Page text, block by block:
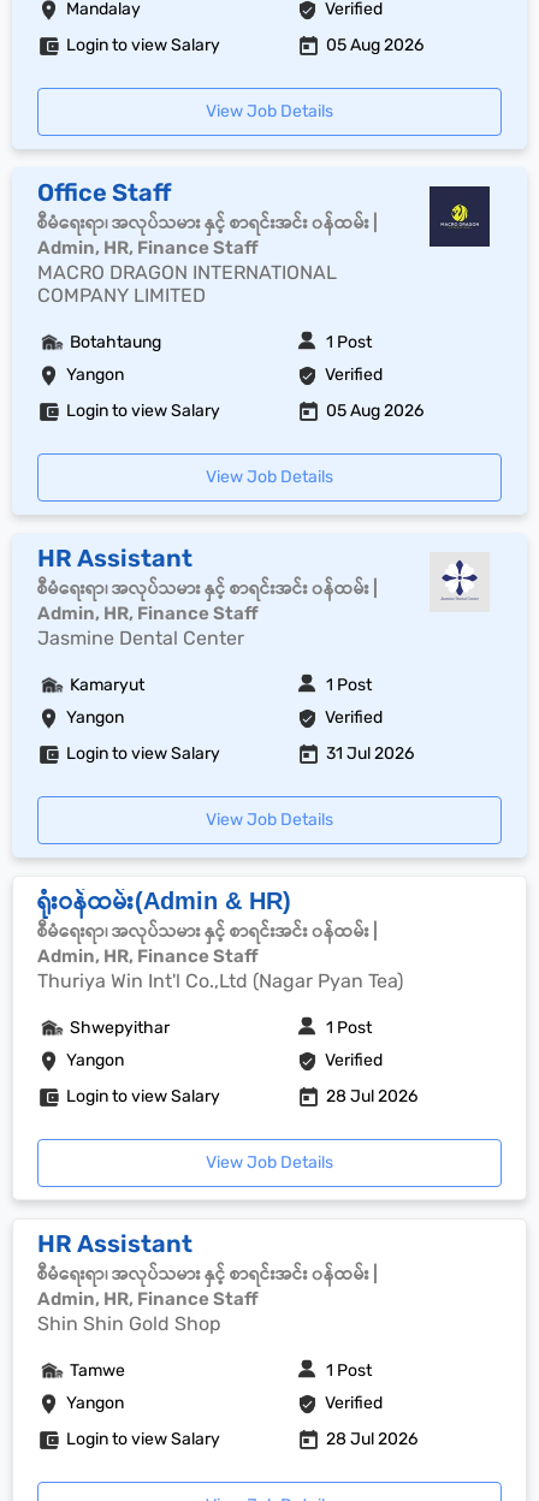
Mandalay Verified
Login to view Salary 05 Aug 2026
View Job Details
Office Staff
စီမံရေးရာ၊ အလုပ်သမား နှင့် စာရင်းအင်း ၀န်ထမ်း |
Admin, HR, Finance Staff
MACRO DRAGON INTERNATIONAL
COMPANY LIMITED
Yangon Verified
Botahtaung 1 Post
Login to view Salary 05 Aug 2026
View Job Details
HR Assistant
စီမံရေးရာ၊ အလုပ်သမား နှင့် စာရင်းအင်း ၀န်ထမ်း |
Admin, HR, Finance Staff
Jasmine Dental Center
Yangon Verified
Kamaryut 1 Post
Login to view Salary 31 Jul 2026
View Job Details
ရုံးဝန်ထမ်း(Admin & HR)
စီမံရေးရာ၊ အလုပ်သမား နှင့် စာရင်းအင်း ၀န်ထမ်း |
Admin, HR, Finance Staff
Thuriya Win Int'l Co.,Ltd (Nagar Pyan Tea)
Yangon Verified
Shwepyithar 1 Post
Login to view Salary 28 Jul 2026
View Job Details
HR Assistant
စီမံရေးရာ၊ အလုပ်သမား နှင့် စာရင်းအင်း ၀န်ထမ်း |
Admin, HR, Finance Staff
Shin Shin Gold Shop
Yangon Verified
Tamwe 1 Post
Login to view Salary 28 Jul 2026